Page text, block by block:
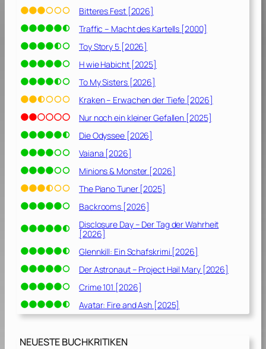
Bitteres Fest [2026]
Traffic – Macht des Kartells [2000]
Toy Story 5 [2026]
H wie Habicht [2025]
To My Sisters [2026]
Kraken – Erwachen der Tiefe [2026]
Nur noch ein kleiner Gefallen [2025]
Die Odyssee [2026]
Vaiana [2026]
Minions & Monster [2026]
The Piano Tuner [2025]
Backrooms [2026]
Disclosure Day – Der Tag der Wahrheit
[2026]
Glennkill: Ein Schafskrimi [2026]
Der Astronaut – Project Hail Mary [2026]
Crime 101 [2026]
Avatar: Fire and Ash [2025]
NEUESTE BUCHKRITIKEN